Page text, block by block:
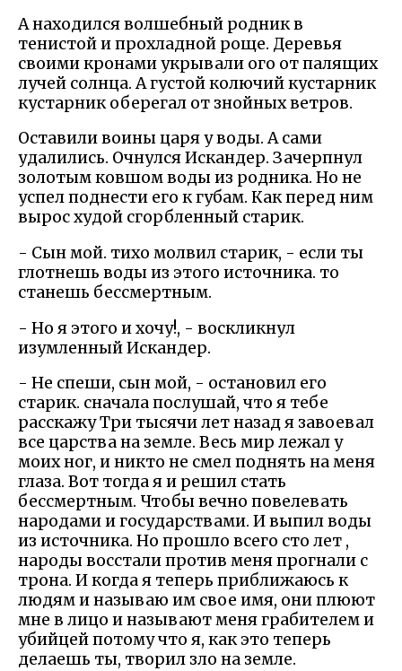
А находился волшебный родник в
тенистой и прохладной роще. Деревья
своими кронами укрывали ого от палящих
лучей солнца. А густой колючий кустарник
кустарник оберегал от знойных ветров.
Оставили воины царя у воды. А сами
удалились. Очнулся Искандер. Зачерпнул
золотым ковшом воды из родника. Но не
успел поднести его к губам. Как перед ним
вырос худой сгорбленный старик.
- Сын мой. тихо молвил старик, - если ты
глотнешь воды из этого источника. то
станешь бессмертным.
- Но я этого и хочу!, - воскликнул
изумленный Искандер.
- Не спеши, сын мой, - остановил его
старик. сначала послушай, что я тебе
расскажу Три тысячи лет назад я завоевал
все царства на земле. Весь мир лежал у
моих ног, и никто не смел поднять на меня
глаза. Вот тогда я и решил стать
бессмертным. Чтобы вечно повелевать
народами и государствами. И выпил воды
из источника. Но прошло всего сто лет ,
народы восстали против меня прогнали с
трона. И когда я теперь приближаюсь к
людям и называю им свое имя, они плюют
мне в лицо и называют меня грабителем и
убийцей потому что я, как это теперь
делаешь ты, творил зло на земле.